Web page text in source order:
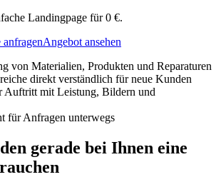
Landingpage für 0 €.
anfragenAngebot ansehen
von Materialien, Produkten und Reparaturen
direkt verständlich für neue Kunden
Auftritt mit Leistung, Bildern und
für Anfragen unterwegs
gerade bei Ihnen eine